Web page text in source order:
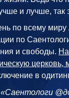
и лучше,
по всему
по
и свободы.
церковь,
в
«Саентологи